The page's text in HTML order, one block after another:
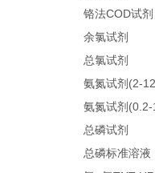
铬法COD试剂
余氯试剂
总氯试剂
氨氮试剂 (2-
氨氮试剂
总磷试剂
总磷标准溶液